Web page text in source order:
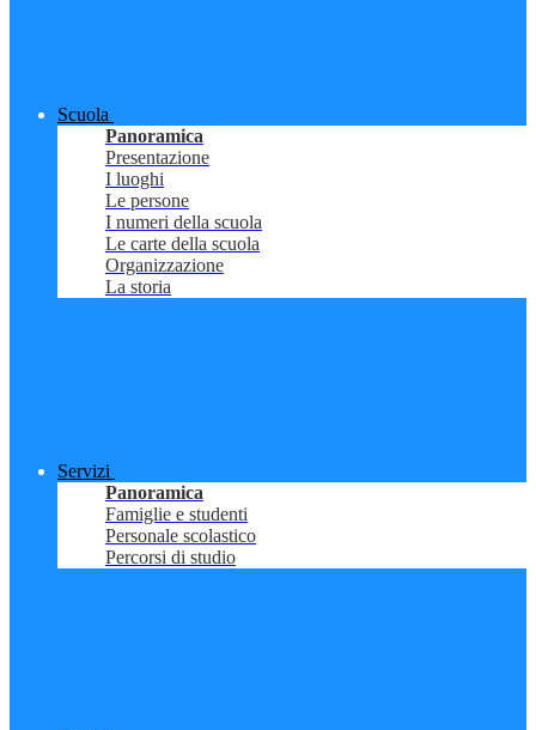
Scuola
Panoramica
Presentazione
I luoghi
Le persone
I numeri della scuola
Le carte della scuola
Organizzazione
La storia
Servizi
Panoramica
Famiglie e studenti
Personale scolastico
Percorsi di studio